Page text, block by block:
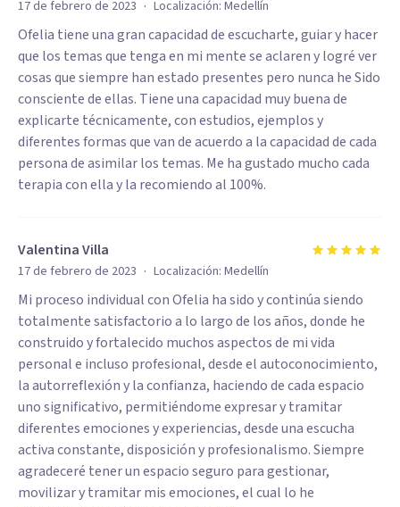
17 de febrero de 2023 · Localización: Medellín
Ofelia tiene una gran capacidad de escucharte, guiar y hacer
que los temas que tenga en mi mente se aclaren y logré ver
cosas que siempre han estado presentes pero nunca he Sido
consciente de ellas. Tiene una capacidad muy buena de
explicarte técnicamente, con estudios, ejemplos y
diferentes formas que van de acuerdo a la capacidad de cada
persona de asimilar los temas. Me ha gustado mucho cada
terapia con ella y la recomiendo al 100%.
Valentina Villa
17 de febrero de 2023 · Localización: Medellín
Mi proceso individual con Ofelia ha sido y continúa siendo
totalmente satisfactorio a lo largo de los años, donde he
construido y fortalecido muchos aspectos de mi vida
personal e incluso profesional, desde el autoconocimiento,
la autorreflexión y la confianza, haciendo de cada espacio
uno significativo, permitiéndome expresar y tramitar
diferentes emociones y experiencias, desde una escucha
activa constante, disposición y profesionalismo. Siempre
agradeceré tener un espacio seguro para gestionar,
movilizar y tramitar mis emociones, el cual lo he